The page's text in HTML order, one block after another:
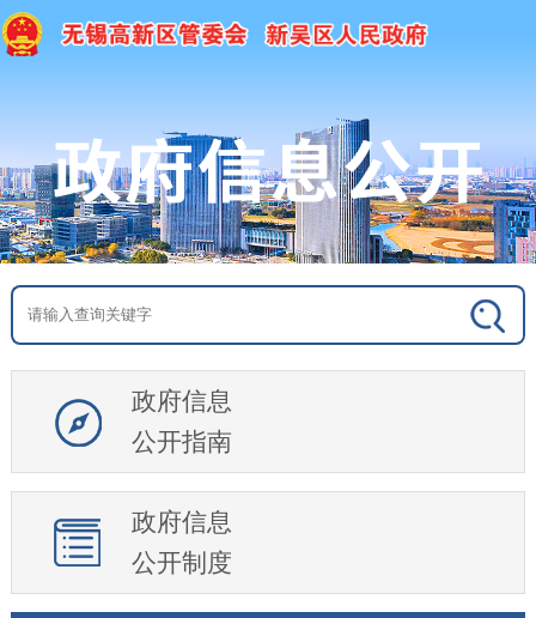
政府信息
公开指南
政府信息
公开制度